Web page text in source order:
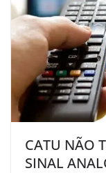
CATU NÃO
SINAL